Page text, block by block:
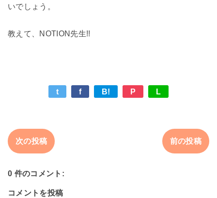
いでしょう。
t f B! P L
次の投稿 前の投稿
0 件のコメント:
コメントを投稿